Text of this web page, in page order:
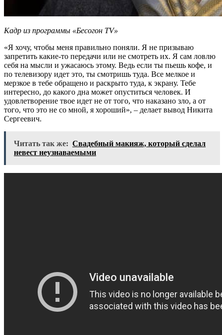
Кадр из программы «Бесогон TV»
«Я хочу, чтобы меня правильно поняли. Я не призываю
запретить какие-то передачи или не смотреть их. Я сам ловлю
себя на мысли и ужасаюсь этому. Ведь если ты пьешь кофе, и
по телевизору идет это, ты смотришь туда. Все мелкое и
мерзкое в тебе обращено и раскрыто туда, к экрану. Тебе
интересно, до какого дна может опуститься человек. И
удовлетворение твое идет не от того, что наказано зло, а от
того, что это не со мной, я хороший», – делает вывод Никита
Сергеевич.
Читать так же: Свадебный макияж, который сделал
невест неузнаваемыми